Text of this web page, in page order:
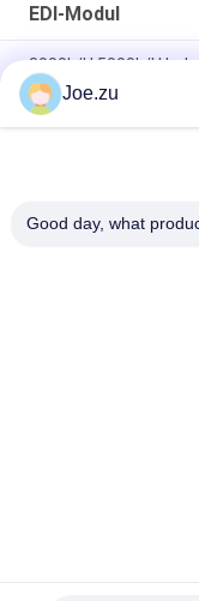
EDI-Modul
3000L/H 5000L/H
Serie
Ionpure CEDI LX-Z
Joe.zu
Good day, what